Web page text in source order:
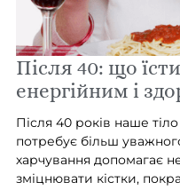
Після 40: що
енергійним і
Після 40 років наше
потребує більш
харчування допомагає
зміцнювати кістки,